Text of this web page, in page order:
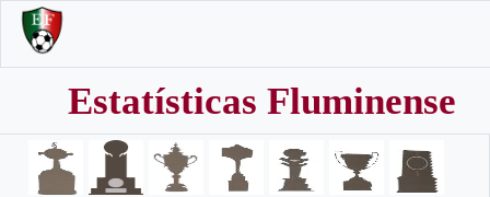
Estatísticas Fluminense